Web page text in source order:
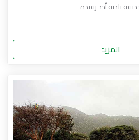
بلدية أحد رفيدة
المزيد